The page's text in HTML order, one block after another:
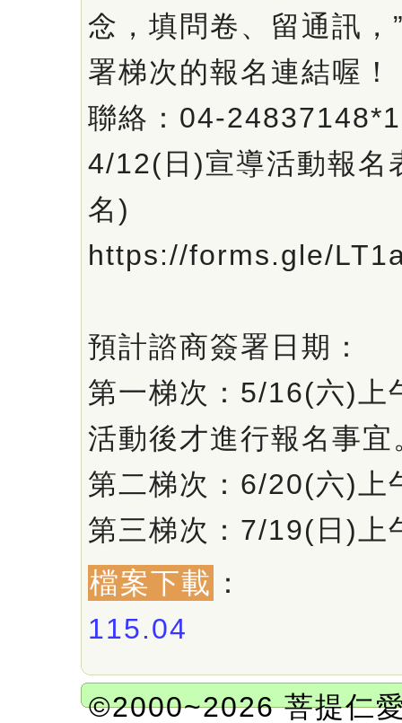
念，填問卷、留通訊，
署梯次的報名連結喔！
聯絡：04-
4/12(日)宣導活動報名
名)
https://forms.gle/
預計諮商簽署日期：
第一梯次：5/16(六)上
活動後才進行報名事宜
第二梯次：6/20(六)上
第三梯次：7/19(日)上
檔案下載 ：
115.04
©2000~2026 菩提